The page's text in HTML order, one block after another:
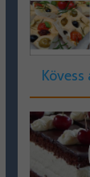
Kövess